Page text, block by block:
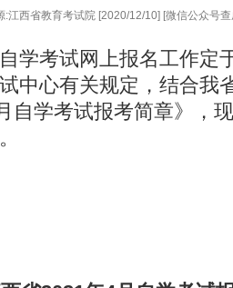
:江西省教育考试院 [2020/12/10] [微信公众号
学考试网上报名工作定
中心有关规定，结合我
自学考试报考简章》，